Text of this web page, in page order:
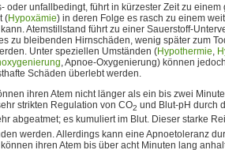
oder unfallbedingt, führt in kürzester Zeit zu einem
(Hypoxämie) in deren Folge es rasch zu einem
Atemstillstand führt zu einer Sauerstoff-
zu bleibenden Hirnschäden, wenig später zum
Unter speziellen Umständen (Hypothermie,
, Apnoe-Oxygenierung) können
Schäden überlebt werden.
ihren Atem nicht länger als ein bis zwei
strikten Regulation von CO2 und Blut-pH durch
abgeatmet; es kumuliert im Blut. Dieser starke
werden. Allerdings kann eine Apnoetoleranz
ihren Atem bis über acht Minuten lang